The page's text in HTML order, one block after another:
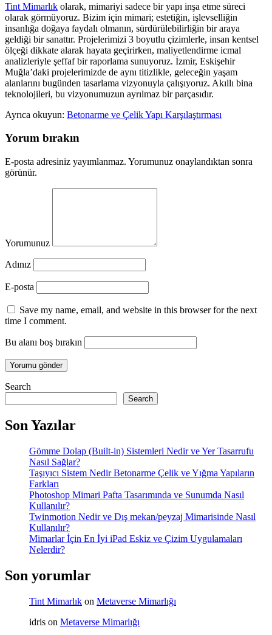
Tint Mimarlık olarak, mimariyi sadece bir yapı inşa etme süreci
olarak görmüyoruz. Bizim için mimari; estetiğin, işlevselliğin
insanlığa doğaya faydalı olmanın, sürdürülebilirliğin bir araya
geldiği bir sanattır. Projelerimizi 3 boyutlu çizimlerle, insan kentsel
ölçeği dikkate alarak hayata geçirirken, maliyetlendirme icmal
analizleriyle şeffaf bir raporlama sunuyoruz. İzmir, Eskişehir
Muğla’daki projelerimizde de aynı titizlikle, geleceğin yaşam
alanlarını bugünden tasarlama vizyonuyla çalışıyoruz. Akıllı bina
teknolojileri, bu vizyonumuzun ayrılmaz bir parçasıdır.
Ayrıca okuyun: Betonarme ve Çelik Yapı Karşılaştırması
Yorum bırakın
E-posta adresiniz yayımlanmaz. Yorumunuz onaylandıktan sonra
görünür.
Yorumunuz
Adınız
E-posta
Save my name, email, and website in this browser for the next
time I comment.
Bu alanı boş bırakın
Search
Search
Son Yazılar
Gömme Dolap (Built-in) Sistemleri Nedir ve Yer Tasarrufu
Nasıl Sağlar?
Taşıyıcı Sistem Nedir Betonarme Çelik ve Yığma Yapıların
Farkları
Photoshop Mimari Pafta Tasarımında ve Sunumda Nasıl
Kullanılır?
Twinmotion Nedir ve Dış mekan/peyzaj Mimarisinde Nasıl
Kullanılır?
Mimarlar İçin En İyi iPad Eskiz ve Çizim Uygulamaları
Nelerdir?
Son yorumlar
Tint Mimarlık on Metaverse Mimarlığı
idris on Metaverse Mimarlığı